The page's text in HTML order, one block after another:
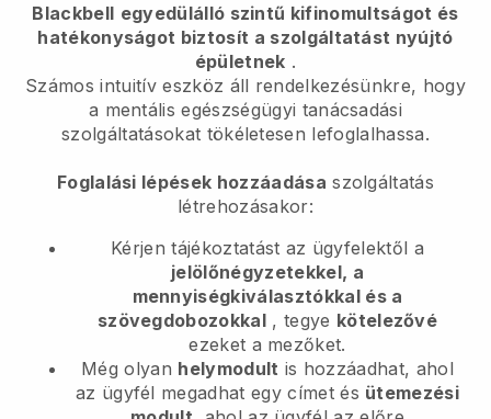
Blackbell egyedülálló szintű kifinomultságot és
hatékonyságot biztosít a szolgáltatást nyújtó
épületnek .
Számos intuitív eszköz áll rendelkezésünkre, hogy
a mentális egészségügyi tanácsadási
szolgáltatásokat tökéletesen lefoglalhassa.
Foglalási lépések hozzáadása szolgáltatás
létrehozásakor:
Kérjen tájékoztatást az ügyfelektől a
jelölőnégyzetekkel, a
mennyiségkiválasztókkal és a
szövegdobozokkal , tegye kötelezővé
ezeket a mezőket.
Még olyan helymodult is hozzáadhat, ahol
az ügyfél megadhat egy címet és ütemezési